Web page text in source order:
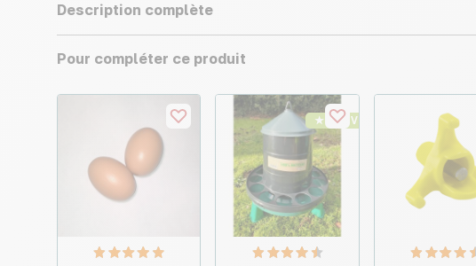
Description complète
Pour compléter ce produit
★ Top Vente